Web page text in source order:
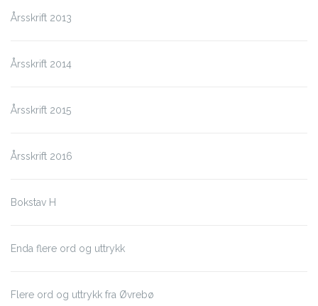
Årsskrift 2013
Årsskrift 2014
Årsskrift 2015
Årsskrift 2016
Bokstav H
Enda flere ord og uttrykk
Flere ord og uttrykk fra Øvrebø